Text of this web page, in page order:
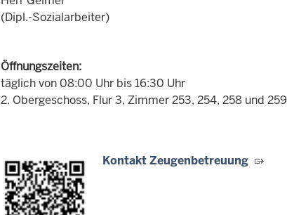
(Dipl.-Sozialarbeiter)
Öffnungszeiten:
täglich von 08:00 Uhr bis 16:30 Uhr
2. Obergeschoss, Flur 3, Zimmer 253, 254, 258 und 259
Kontakt Zeugenbetreuung